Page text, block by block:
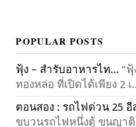
POPULAR POSTS
ฟุ้ง – สำรับอาหารไท... “
ทองหล่อ ที่เปิดได้เพียง 2 เ
ตอนสอง : รถไฟด่วน 25 อี
ขบวนรถไฟหนึ่งตู้ ขนญาติ